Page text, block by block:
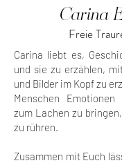
Carina
Freie
Carina liebt es,
und sie zu erzählen,
und Bilder im Kopf zu
Menschen
zum Lachen zu
zu rühren.
Zusammen mit Euch